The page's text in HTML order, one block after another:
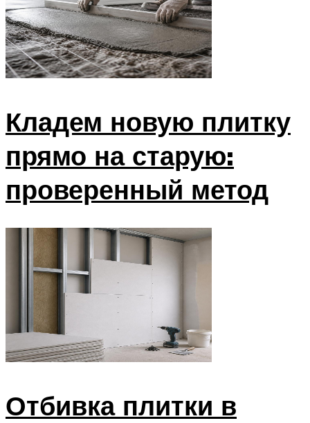
Кладем новую плитку
прямо на старую:
проверенный метод
Отбивка плитки в